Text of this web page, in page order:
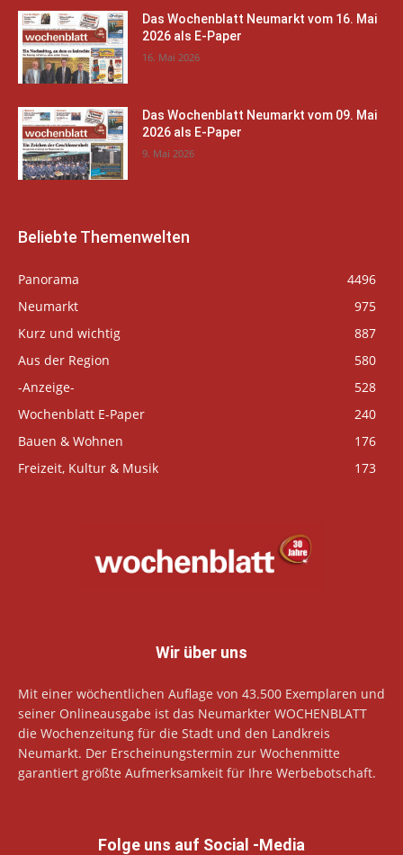
Das Wochenblatt Neumarkt vom 16. Mai
2026 als E-Paper
16. Mai 2026
Das Wochenblatt Neumarkt vom 09. Mai
2026 als E-Paper
9. Mai 2026
Beliebte Themenwelten
Panorama
4496
Neumarkt
975
Kurz und wichtig
887
Aus der Region
580
-Anzeige-
528
Wochenblatt E-Paper
240
Bauen & Wohnen
176
Freizeit, Kultur & Musik
173
Wir über uns
Mit einer wöchentlichen Auflage von 43.500 Exemplaren und
seiner Onlineausgabe ist das Neumarkter WOCHENBLATT
die Wochenzeitung für die Stadt und den Landkreis
Neumarkt. Der Erscheinungstermin zur Wochenmitte
garantiert größte Aufmerksamkeit für Ihre Werbebotschaft.
Folge uns auf Social -Media